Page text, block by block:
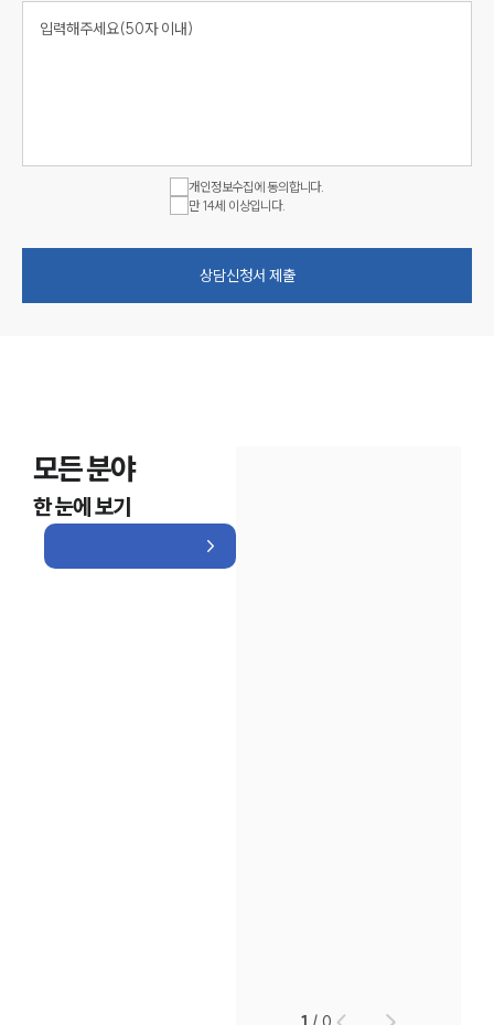
개인정보수집에 동의합니다.
만 14세 이상입니다.
상담신청서 제출
모든 분야
한 눈에 보기